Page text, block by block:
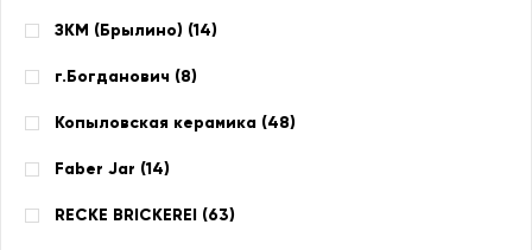
ЗКМ (Брылино) (14)
г.Богданович (8)
Копыловская керамика (48)
Faber Jar (14)
RECKE BRICKEREI (63)